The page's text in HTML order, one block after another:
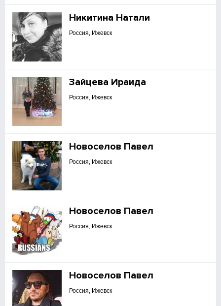
Никитина Натали
Россия, Ижевск
Зайцева Ираида
Россия, Ижевск
Новоселов Павел
Россия, Ижевск
Новоселов Павел
Россия, Ижевск
Новоселов Павел
Россия, Ижевск